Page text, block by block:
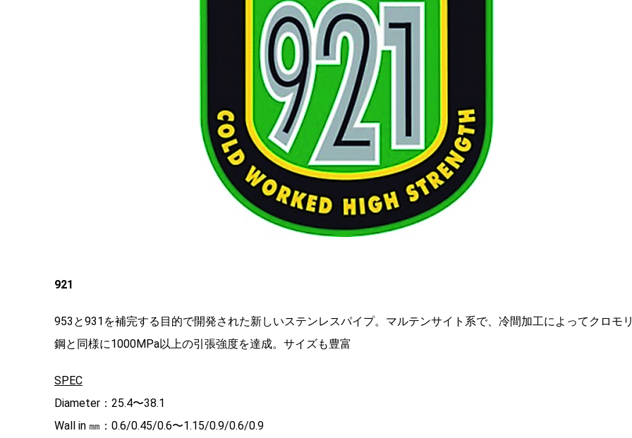
921
953と931を補完する目的で開発された新しいステンレスパイプ。マルテンサイト系で、冷間加工によってクロモ
鋼と同様に1000MPa以上の引張強度を達成。サイズも豊富
SPEC
Diameter：25.4〜38.1
Wall in ㎜：0.6/0.45/0.6〜1.15/0.9/0.6/0.9